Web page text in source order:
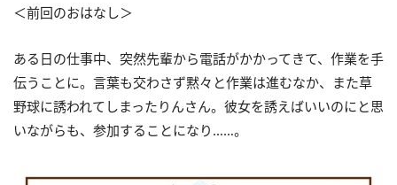
＜前回のおはなし＞
ある日の仕事中、突然先輩から電話がかかってきて、作業を手
伝うことに。言葉も交わさず黙々と作業は進むなか、また草
野球に誘われてしまったりんさん。彼女を誘えばいいのにと思
いながらも、参加することになり……。